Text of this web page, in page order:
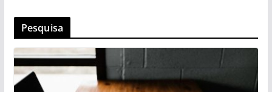
Pesquisa